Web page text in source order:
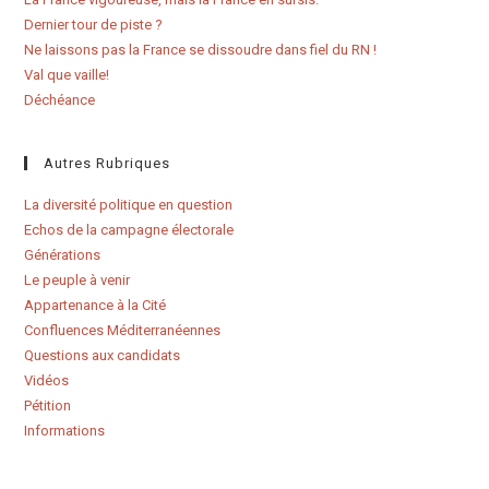
Dernier tour de piste ?
Ne laissons pas la France se dissoudre dans fiel du RN !
Val que vaille!
Déchéance
Autres Rubriques
La diversité politique en question
Echos de la campagne électorale
Générations
Le peuple à venir
Appartenance à la Cité
Confluences Méditerranéennes
Questions aux candidats
Vidéos
Pétition
Informations